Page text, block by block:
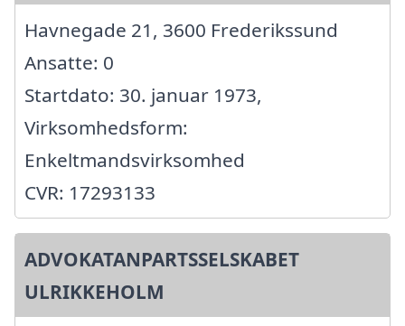
Havnegade 21, 3600 Frederikssund
Ansatte: 0
Startdato: 30. januar 1973,
Virksomhedsform:
Enkeltmandsvirksomhed
CVR: 17293133
ADVOKATANPARTSSELSKABET
ULRIKKEHOLM